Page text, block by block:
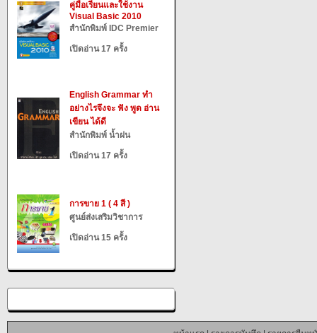
คู่มือเรียนและใช้งาน
Visual Basic 2010
สำนักพิมพ์ IDC Premier
เปิดอ่าน 17 ครั้ง
English Grammar ทำ
อย่างไรจึงจะ ฟัง พูด อ่าน
เขียน ได้ดี
สำนักพิมพ์ น้ำฝน
เปิดอ่าน 17 ครั้ง
การขาย 1 ( 4 สี )
ศูนย์ส่งเสริมวิชาการ
เปิดอ่าน 15 ครั้ง